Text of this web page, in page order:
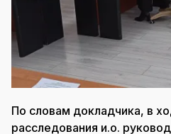
По словам докладчика, в
расследования и.о.